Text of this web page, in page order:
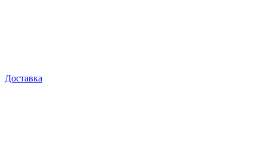
Доставка